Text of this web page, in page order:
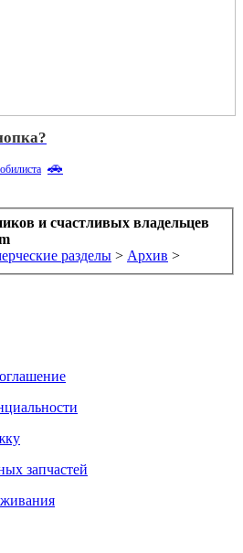
🚗
и счастливых владельцев
разделы > Архив >
запчастей